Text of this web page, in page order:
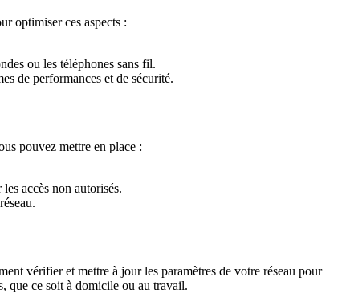
optimiser ces aspects :
ou les téléphones sans fil.
de performances et de sécurité.
pouvez mettre en place :
accès non autorisés.
vérifier et mettre à jour les paramètres de votre réseau pour
que ce soit à domicile ou au travail.